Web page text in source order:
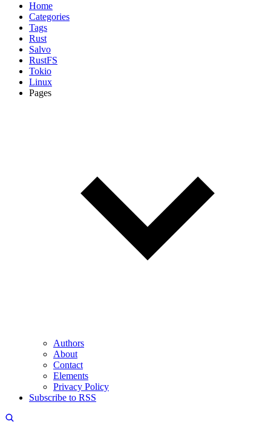
Home
Categories
Tags
Rust
Salvo
RustFS
Tokio
Linux
Pages
Authors
About
Contact
Elements
Privacy Policy
Subscribe to RSS